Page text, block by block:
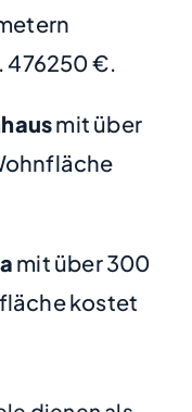
476250 €.
mit über
mit über 300
kostet